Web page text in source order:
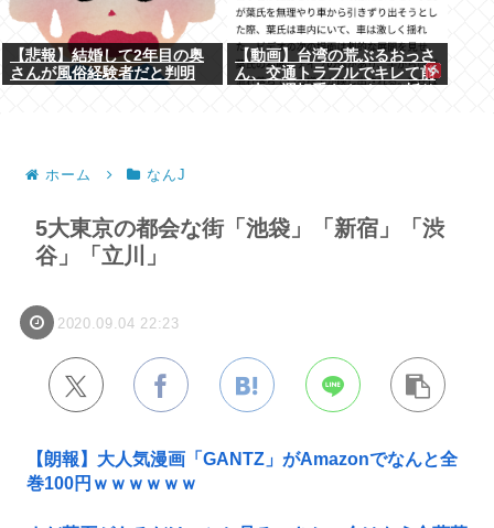
【悲報】結婚して2年目の奥
さんが風俗経験者だと判明
【動画】台湾の荒ぶるおっさ
ん、交通トラブルでキレて前
ホーム なんJ
5大東京の都会な街「池袋」「新宿」「渋
谷」「立川」
2020.09.04 22:23
【朗報】大人気漫画「GANTZ」がAmazonでなんと全
巻100円ｗｗｗｗｗｗ